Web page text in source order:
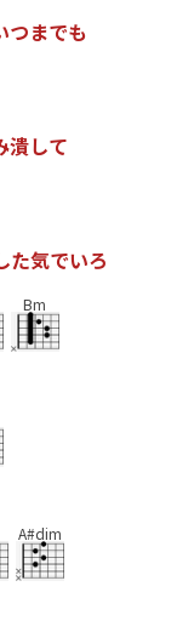
つまでも
潰して
た気でいろ
Bm
A#dim